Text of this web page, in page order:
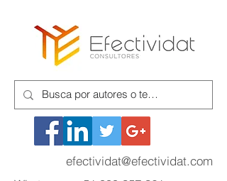
efectividat@efectividat.com